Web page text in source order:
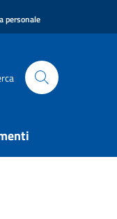
personale